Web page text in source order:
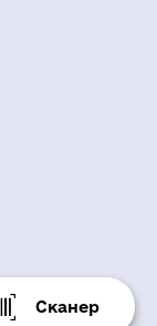
Сканер